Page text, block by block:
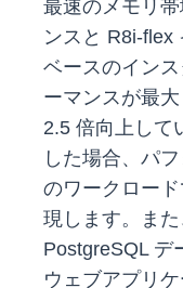
最速のメモリ
ンスと R8i-flex
ベースのイン
ーマンスが最
2.5 倍向上して
した場合、パ
のワークロー
現します。また
PostgreSQL デ
ウェブアプリ